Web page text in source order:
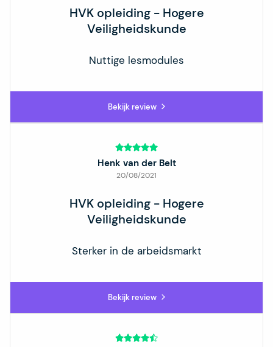
HVK opleiding - Hogere
Veiligheidskunde
Nuttige lesmodules
Bekijk review
Henk van der Belt
20/08/2021
HVK opleiding - Hogere
Veiligheidskunde
Sterker in de arbeidsmarkt
Bekijk review